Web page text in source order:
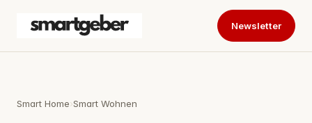
Newsletter
Smart Home›Smart Wohnen